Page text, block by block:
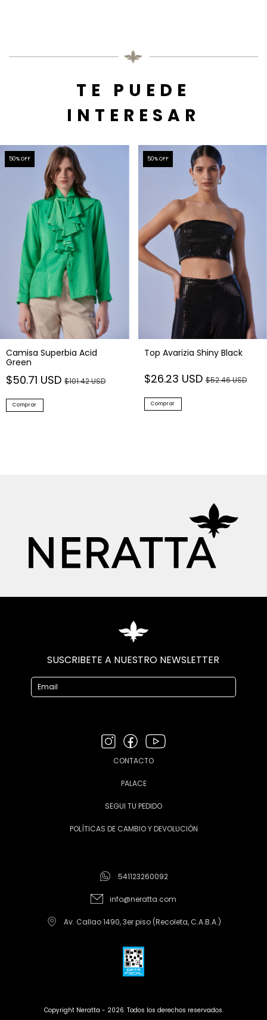
TE PUEDE
INTERESAR
50% OFF
Camisa Superbia Acid
Green
$50.71 USD $101.42 USD
Comprar
50% OFF
Top Avarizia Shiny Black
$26.23 USD$52.46 USD
Comprar
SUSCRIBETE A NUESTRO NEWSLETTER
CONTACTO
PALACE
SEGUI TU PEDIDO
POLÍTICAS DE CAMBIO Y DEVOLUCIÓN
541123260092
info@neratta.com
Av. Callao 1490, 3er piso (Recoleta, C.A.B.A.)
Copyright Neratta - 2026. Todos los derechos reservados.